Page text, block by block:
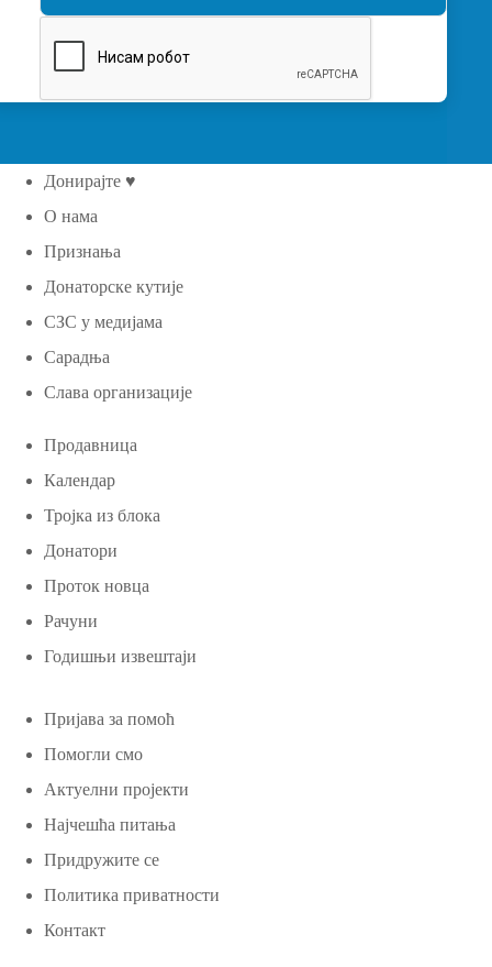
Донирајте ♥
О нама
Признања
Донаторске кутије
СЗС у медијама
Сарадња
Слава организације
Продавница
Календар
Тројка из блока
Донатори
Проток новца
Рачуни
Годишњи извештаји
Пријава за помоћ
Помогли смо
Актуелни пројекти
Најчешћа питања
Придружите се
Политика приватности
Контакт